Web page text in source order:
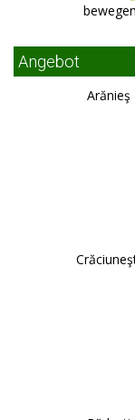
Angebot
Arănieş